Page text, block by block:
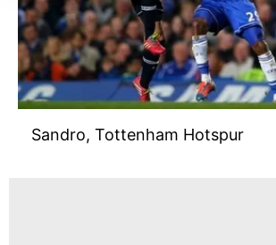
takdirde, kullanıcılara hedefli reklamlar
gösterilmeyecektir."
Sizlere daha iyi bir hizmet sunabilmek için
Sitemizde kendimize ve üçüncü kişilere
verileriniz işlenmekte olup gerekli olan
Sandro, Tottenham Hotspur